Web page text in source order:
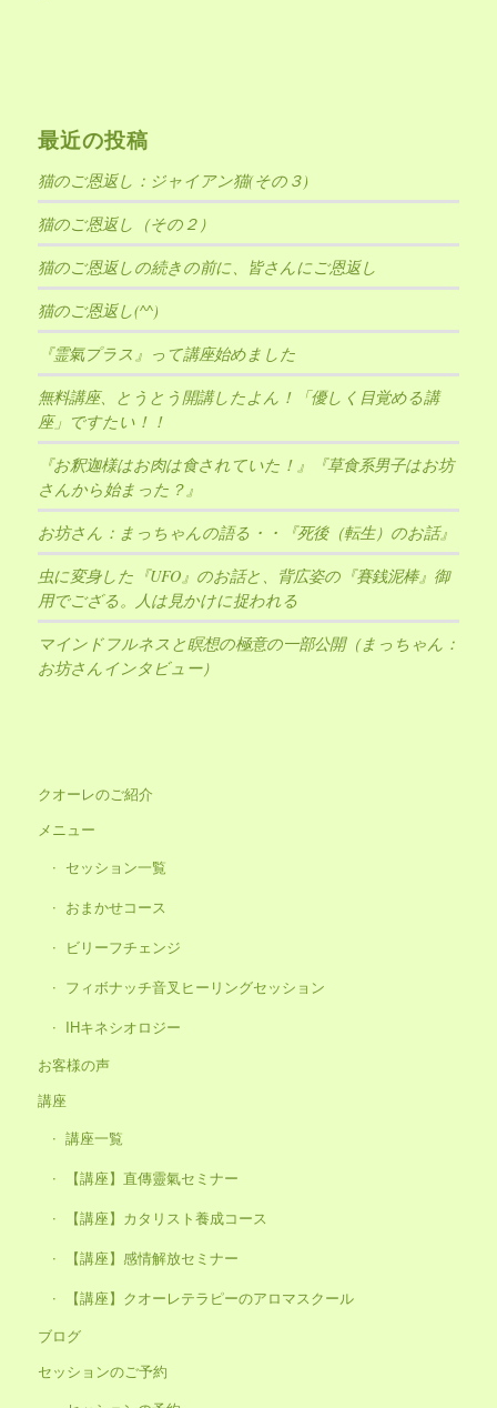
最近の投稿
猫のご恩返し：ジャイアン猫(その３)
猫のご恩返し（その２）
猫のご恩返しの続きの前に、皆さんにご恩返し
猫のご恩返し(^^)
『霊氣プラス』って講座始めました
無料講座、とうとう開講したよん！「優しく目覚める講
座」ですたい！！
『お釈迦様はお肉は食されていた！』『草食系男子はお坊
さんから始まった？』
お坊さん：まっちゃんの語る・・『死後（転生）のお話』
虫に変身した『UFO』のお話と、背広姿の『賽銭泥棒』御
用でござる。人は見かけに捉われる
マインドフルネスと瞑想の極意の一部公開（まっちゃん：
お坊さんインタビュー）
クオーレのご紹介
メニュー
セッション一覧
おまかせコース
ビリーフチェンジ
フィボナッチ音叉ヒーリングセッション
IHキネシオロジー
お客様の声
講座
講座一覧
【講座】直傳靈氣セミナー
【講座】カタリスト養成コース
【講座】感情解放セミナー
【講座】クオーレテラピーのアロマスクール
ブログ
セッションのご予約